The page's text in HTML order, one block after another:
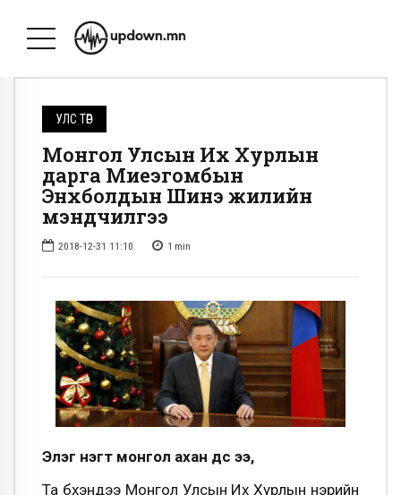
УЛС ТӨР
Монгол Улсын Их Хурлын
дарга Миеэгомбын
Энхболдын Шинэ жилийн
мэндчилгээ
2018-12-31 11:10 1 min
Элэг нэгт монгол ахан дүүс ээ,
Та бүхэндээ Монгол Улсын Их Хурлын нэрийн